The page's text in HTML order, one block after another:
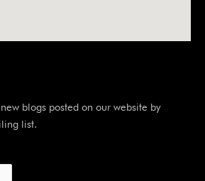
blogs posted on our website by
list.